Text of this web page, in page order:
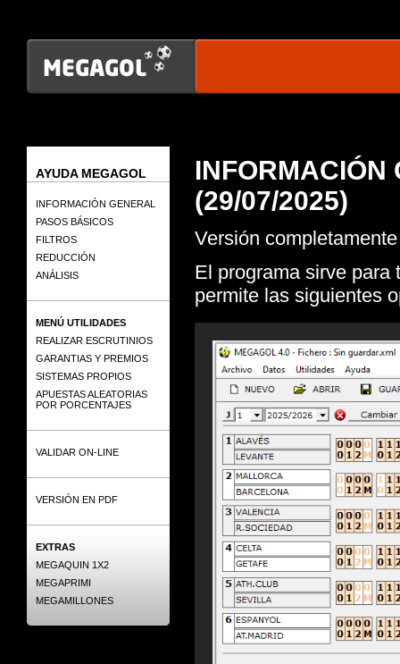
AYUDA MEGAGOL
INFORMACIÓN GENERAL
PASOS BÁSICOS
FILTROS
REDUCCIÓN
ANÁLISIS
MENÚ UTILIDADES
REALIZAR ESCRUTINIOS
GARANTIAS Y PREMIOS
SISTEMAS PROPIOS
APUESTAS ALEATORIAS
POR PORCENTAJES
VALIDAR ON-LINE
VERSIÓN EN PDF
EXTRAS
MEGAQUIN 1X2
MEGAPRIMI
MEGAMILLONES
INFORMACIÓN
(29/07/2025)
Versión
El programa sirve para
permite las siguientes